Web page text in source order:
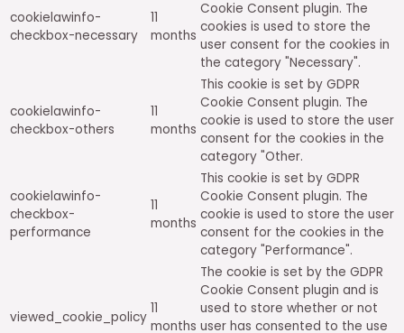
cookielawinfo-
checkbox-necessary
11
months
Cookie Consent plugin. The
cookies is used to store the
user consent for the cookies in
the category "Necessary".
cookielawinfo-
checkbox-others
11
months
This cookie is set by GDPR
Cookie Consent plugin. The
cookie is used to store the user
consent for the cookies in the
category "Other.
cookielawinfo-
checkbox-
performance
11
months
This cookie is set by GDPR
Cookie Consent plugin. The
cookie is used to store the user
consent for the cookies in the
category "Performance".
viewed_cookie_policy
11
months
The cookie is set by the GDPR
Cookie Consent plugin and is
used to store whether or not
user has consented to the use